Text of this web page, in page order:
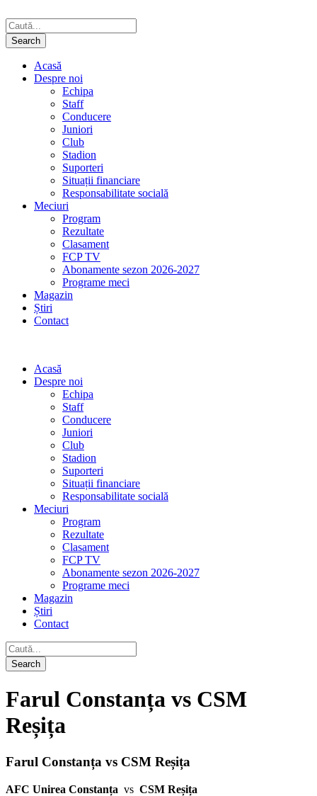
Acasă
Despre noi
Echipa
Staff
Conducere
Juniori
Club
Stadion
Suporteri
Situații financiare
Responsabilitate socială
Meciuri
Program
Rezultate
Clasament
FCP TV
Abonamente sezon 2026-2027
Programe meci
Magazin
Știri
Contact
Acasă
Despre noi
Echipa
Staff
Conducere
Juniori
Club
Stadion
Suporteri
Situații financiare
Responsabilitate socială
Meciuri
Program
Rezultate
Clasament
FCP TV
Abonamente sezon 2026-2027
Programe meci
Magazin
Știri
Contact
Farul Constanța vs CSM
Reșița
Farul Constanța vs CSM Reșița
AFC Unirea Constanța vs CSM Reșița